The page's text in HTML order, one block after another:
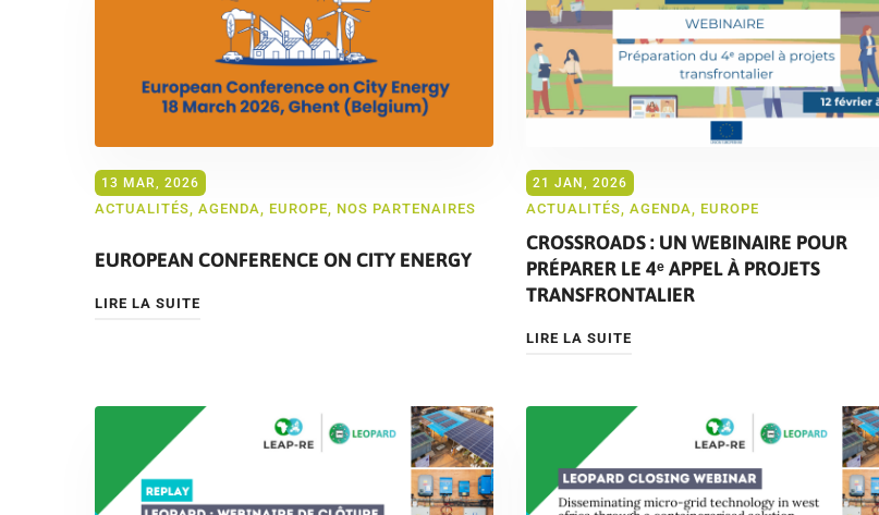
13 MAR, 2026
ACTUALITÉS, AGENDA, EUROPE, NOS PARTENAIRES
EUROPEAN CONFERENCE ON CITY ENERGY
LIRE LA SUITE
21 JAN, 2026
ACTUALITÉS, AGENDA, EUROPE
CROSSROADS : UN WEBINAIRE POUR
PRÉPARER LE 4ᵉ APPEL À PROJETS
TRANSFRONTALIER
LIRE LA SUITE